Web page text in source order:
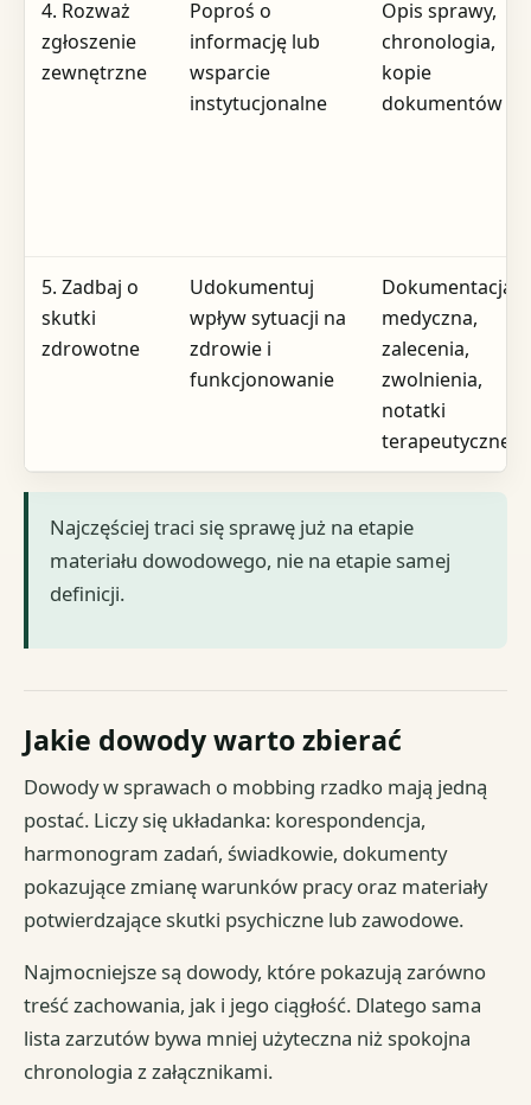
4. Rozważ
zgłoszenie
zewnętrzne
Poproś o
informację lub
wsparcie
instytucjonalne
Opis sprawy,
chronologia,
kopie
dokumentów
5. Zadbaj o
skutki
zdrowotne
Udokumentuj
wpływ sytuacji na
zdrowie i
funkcjonowanie
Dokumentacja
medyczna,
zalecenia,
zwolnienia,
notatki
terapeutyczne
Najczęściej traci się sprawę już na etapie
materiału dowodowego, nie na etapie samej
definicji.
Jakie dowody warto zbierać
Dowody w sprawach o mobbing rzadko mają jedną
postać. Liczy się układanka: korespondencja,
harmonogram zadań, świadkowie, dokumenty
pokazujące zmianę warunków pracy oraz materiały
potwierdzające skutki psychiczne lub zawodowe.
Najmocniejsze są dowody, które pokazują zarówno
treść zachowania, jak i jego ciągłość. Dlatego sama
lista zarzutów bywa mniej użyteczna niż spokojna
chronologia z załącznikami.